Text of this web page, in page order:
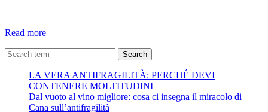
Read more#società
PERCHÈ
E
BORSELLINO
FURONO
UCCISI
Search
LA VERA ANTIFRAGILITÀ: PERCHÉ DEVI
CONTENERE MOLTITUDINI
Dal vuoto al vino migliore: cosa ci insegna il miracolo di
Cana sull’antifragilità